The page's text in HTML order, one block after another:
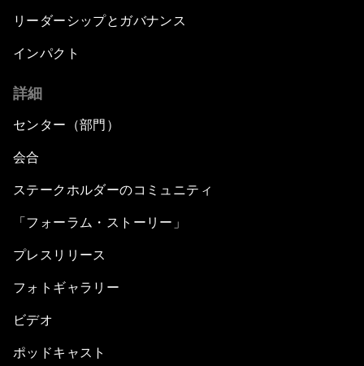
リーダーシップとガバナンス
インパクト
詳細
センター（部門）
会合
ステークホルダーのコミュニティ
「フォーラム・ストーリー」
プレスリリース
フォトギャラリー
ビデオ
ポッドキャスト